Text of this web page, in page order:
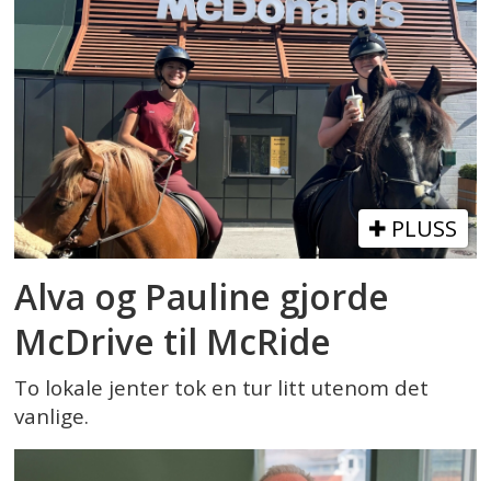
PLUSS
Alva og Pauline gjorde
McDrive til McRide
To lokale jenter tok en tur litt utenom det
vanlige.